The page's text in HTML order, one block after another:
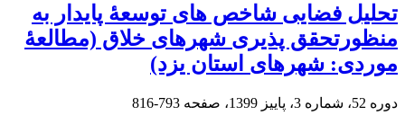
تحلیل فضایی شاخص های توسعۀ پایدار به
منظورتحقق پذیری شهرهای خلاق (مطالعۀ
موردی: شهرهای استان یزد)
دوره 52، شماره 3، پاییز 1399، صفحه 793-816